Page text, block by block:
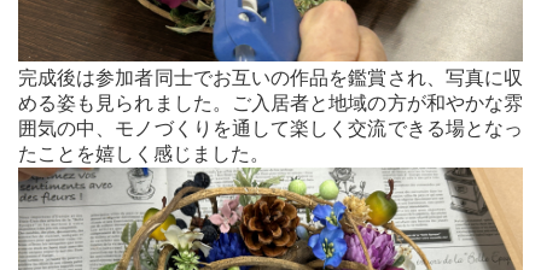
完成後は参加者同士でお互いの作品を鑑賞され、写真に収
める姿も見られました。ご入居者と地域の方が和やかな雰
囲気の中、モノづくりを通して楽しく交流できる場となっ
たことを嬉しく感じました。